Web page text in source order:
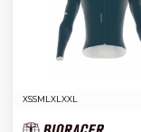
XSSM LXLXXL